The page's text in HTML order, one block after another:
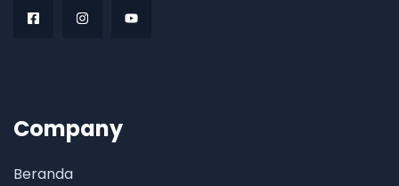
Company
Beranda